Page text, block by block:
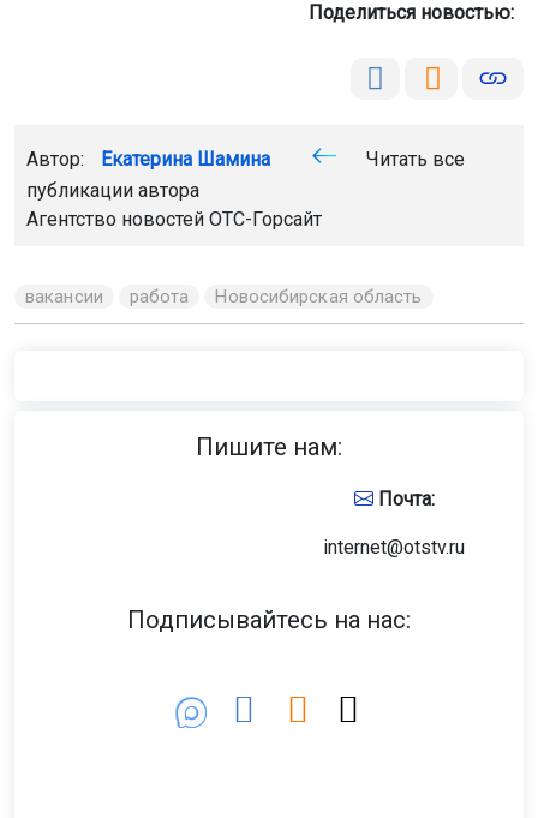
Поделиться новостью:
Автор: Екатерина Шамина
Читать все
публикации автора
Агентство новостей ОТС-Горсайт
вакансии работа Новосибирская область
Пишите нам:
Почта:
internet@otstv.ru
Подписывайтесь на нас: